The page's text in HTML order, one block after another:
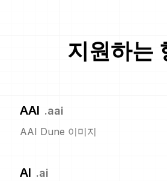
지원하는
AAI .aai
AAI Dune 이미지
AI .ai